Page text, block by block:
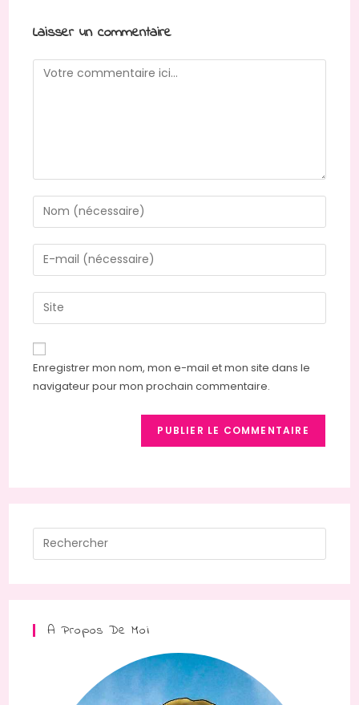
Laisser un commentaire
Enregistrer mon nom, mon e-mail et mon site dans le
navigateur pour mon prochain commentaire.
A Propos De Moi